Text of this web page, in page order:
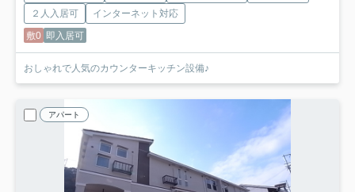
２人入居可
インターネット対応
敷0 即入居可
おしゃれで人気のカウンターキッチン設備♪
アパート